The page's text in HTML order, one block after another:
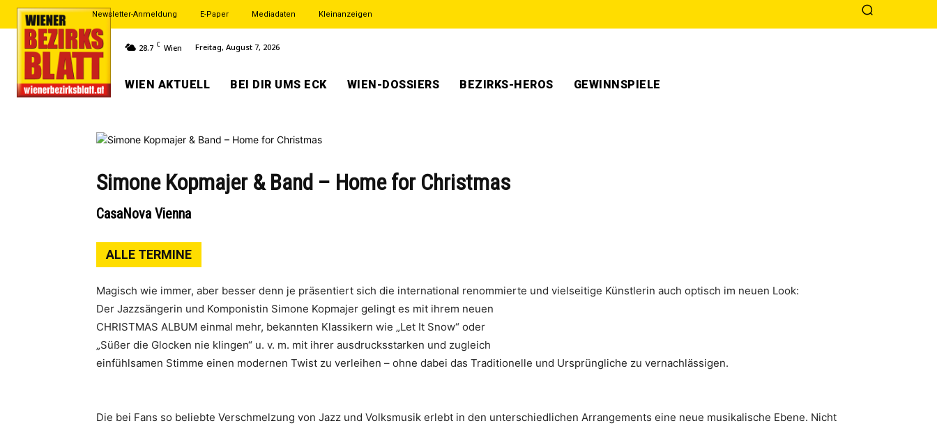
Newsletter-Anmeldung E-Paper Mediadaten Kleinanzeigen
28.7 C Wien Freitag, August 7, 2026
WIEN AKTUELL BEI DIR UMS ECK WIEN-DOSSIERS BEZIRKS-HEROS GEWINNSPIELE
Simone Kopmajer & Band – Home for Christmas
CasaNova Vienna
ALLE TERMINE
Magisch wie immer, aber besser denn je präsentiert sich die international renommierte und vielseitige Künstlerin auch optisch im neuen Look:
Der Jazzsängerin und Komponistin Simone Kopmajer gelingt es mit ihrem neuen
CHRISTMAS ALBUM einmal mehr, bekannten Klassikern wie „Let It Snow“ oder
„Süßer die Glocken nie klingen“ u. v. m. mit ihrer ausdrucksstarken und zugleich
einfühlsamen Stimme einen modernen Twist zu verleihen – ohne dabei das Traditionelle und Ursprüngliche zu vernachlässigen.
Die bei Fans so beliebte Verschmelzung von Jazz und Volksmusik erlebt in den unterschiedlichen Arrangements eine neue musikalische Ebene. Nicht